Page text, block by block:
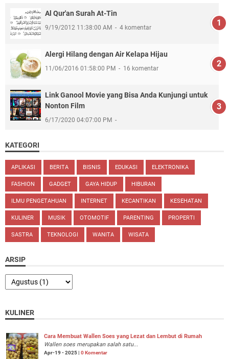
Al Qur'an Surah At-Tin
9/19/2012 11:38:00 AM 4 komentar
Alergi Hilang dengan Air Kelapa Hijau
11/06/2016 01:58:00 PM 16 komentar
Link Ganool Movie yang Bisa Anda Kunjungi untuk
Nonton Film
6/17/2020 04:07:00 PM
KATEGORI
APLIKASI BERITA BISNIS EDUKASI ELEKTRONIKA
FASHION GADGET GAYA HIDUP HIBURAN
ILMU PENGETAHUAN INTERNET KECANTIKAN KESEHATAN
KULINER MUSIK OTOMOTIF PARENTING PROPERTI
SASTRA TEKNOLOGI WANITA WISATA
ARSIP
KULINER
Cara Membuat Wallen Soes yang Lezat dan Lembut di Rumah
Wallen soes merupakan salah satu...
Apr-19 - 2025 | 0 Komentar